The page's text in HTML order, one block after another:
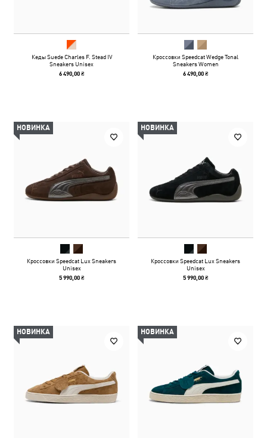
Кеды Suede Charles F. Stead IV
Sneakers Unisex
6 490,00 ₴
Кроссовки Speedcat Wedge Tonal
Sneakers Women
6 490,00 ₴
НОВИНКА
Кроссовки Speedcat Lux Sneakers
Unisex
5 990,00 ₴
НОВИНКА
Кроссовки Speedcat Lux Sneakers
Unisex
5 990,00 ₴
НОВИНКА НОВИНКА